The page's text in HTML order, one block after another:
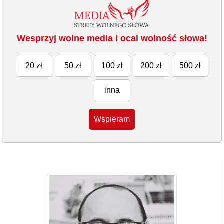
Wesprzyj wolne media i ocal wolność słowa!
20 zł 50 zł 100 zł 200 zł 500 zł
inna
Wspieram